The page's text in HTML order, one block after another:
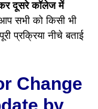
दूसरे कॉलेज में
सभी को किसी भी
प्रक्रिया नीचे बताई
Change